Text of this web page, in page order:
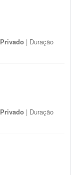
Privado | Duração
Privado | Duração